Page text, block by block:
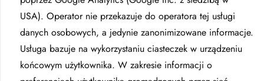
USA). Operator nie przekazuje do operatora tej usługi
danych osobowych, a jedynie zanonimizowane informacje.
Usługa bazuje na wykorzystaniu ciasteczek w urządzeniu
końcowym użytkownika. W zakresie informacji o